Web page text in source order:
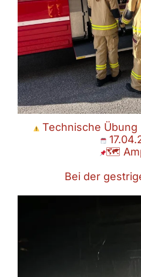
Technische
🗺
Bei der
Brand
Apr.